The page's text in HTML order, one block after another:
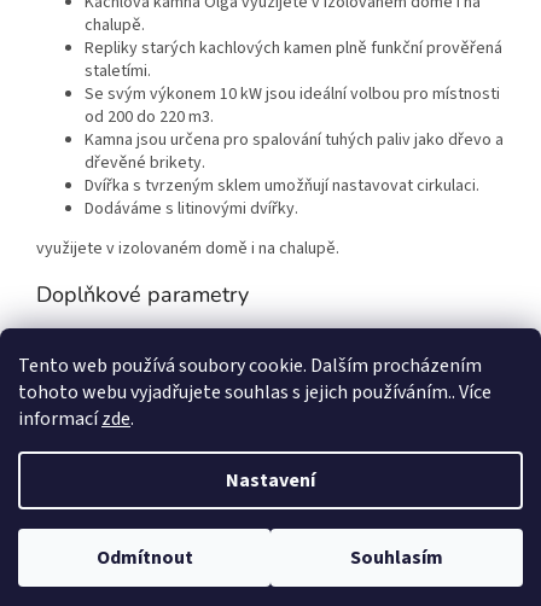
Tento web používá soubory cookie. Dalším procházením
tohoto webu vyjadřujete souhlas s jejich používáním.. Více
informacízde.
Nastavení
Odmítnout Souhlasím
chalupě.
Repliky starých kachlových kamen plně funkční prověřená
staletími.
Se svým výkonem 10 kW jsou ideální volbou pro místnosti
od 200 do 220 m3.
Kamna jsou určena pro spalování tuhých paliv jako dřevo a
dřevěné brikety.
Dvířka s tvrzeným sklem umožňují nastavovat cirkulaci.
Dodáváme s litinovými dvířky.
využijete v izolovaném domě i na chalupě.
Doplňkové parametry
Hmotnost
160 kg
Vytvořil Shoptet
Copyright 2026 . Všechna práva vyhrazena.